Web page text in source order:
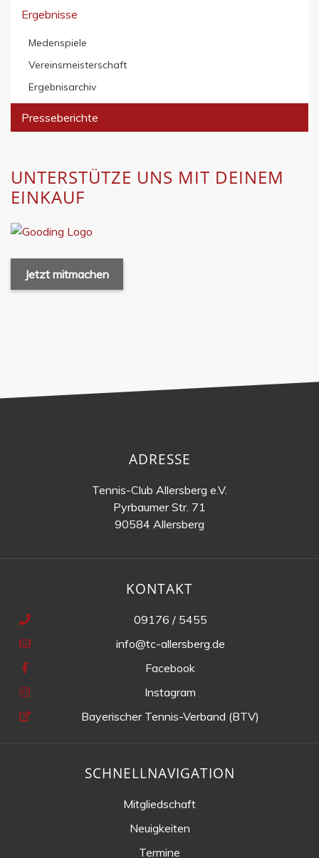
Ergebnisse
Medenspiele
Vereinsmeisterschaft
Ergebnisarchiv
Presseberichte
UNTERSTÜTZE UNS MIT DEINEM
EINKAUF
Jetzt mitmachen
ADRESSE
Tennis-Club Allersberg e.V.
Pyrbaumer Str. 71
90584 Allersberg
KONTAKT
09176 / 5455
info@tc-allersberg.de
Facebook
Instagram
Bayerischer Tennis-Verband (BTV)
SCHNELLNAVIGATION
Mitgliedschaft
Neuigkeiten
Termine